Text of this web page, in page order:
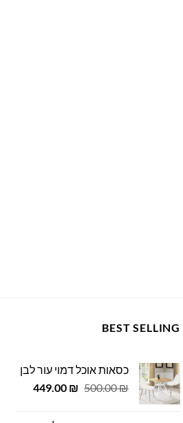
BEST SELLING
כסאות אוכל דמוי עור לבן
500.00₪
המחיר
449.00 ₪
המחיר